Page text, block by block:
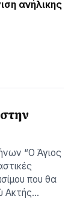
ανήλικης
“Ο Άγιος
που θα
Ακτής…